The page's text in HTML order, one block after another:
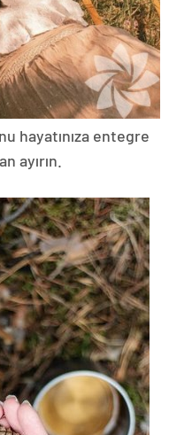
hayatınıza entegre
ayırın.